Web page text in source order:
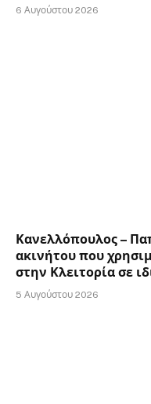
6 Αυγούστου 2026
Κανελλόπουλος –
ακινήτου που
στην Κλειτορία σε
5 Αυγούστου 2026